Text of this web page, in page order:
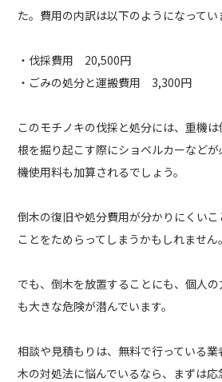
た。費用の内訳は以下のようになってい
・伐採費用 20,500円
・ごみの処分と運搬費用 3,300円
このモチノキの伐採と処分には、重機は
根を掘り起こす際にショベルカーなど
機使用料も加算されるでしょう。
倒木の復旧や処分費用が分かりにくい
ことをためらってしまうかもしれません。
でも、倒木を放置することにも、個人
も大きな危険が潜んでいます。
相談や見積もりは、無料で行っている
木の対処法に悩んでいるなら、まずは